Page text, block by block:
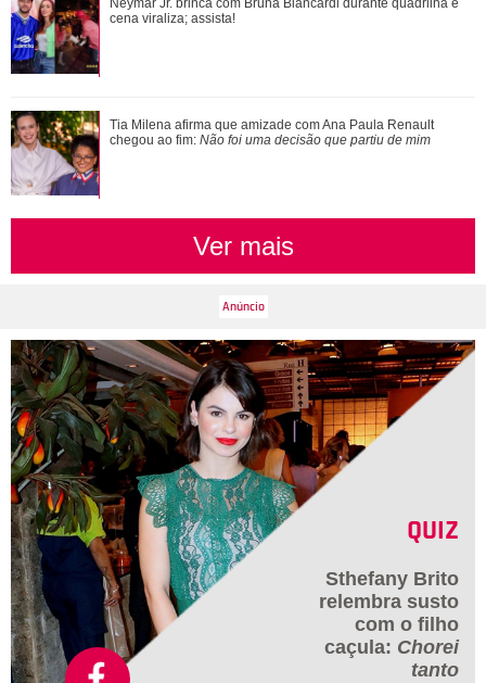
Neymar Jr. brinca com Bruna Biancardi durante quadrilha e
cena viraliza; assista!
Bruna Marquezine, Camila Cabello, Hailey Bieber...
Relembre os amores - e affairs - de Shawn ...
Neymar Jr. brinca com Bruna Biancardi durante quadrilha e
cena viraliza; assista!
Tia Milena afirma que amizade com Ana Paula Renault
chegou ao fim: Não foi uma decisão que partiu de mim
Ver mais
QUIZ
Sthefany Brito
relembra susto
com o filho
caçula: Chorei
tanto